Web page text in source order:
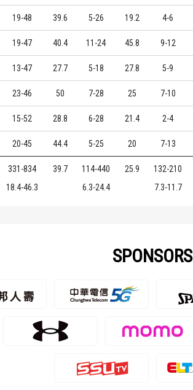
19-48 39.6 5-26 19.2 4-6
19-47 40.4 11-24 45.8 9-12
13-47 27.7 5-18 27.8 5-9
23-46 50 7-28 25 7-10
15-52 28.8 6-28 21.4 2-4
20-45 44.4 5-25 20 7-13
331-834 39.7 114-440 25.9 132-210
18.4-46.3 6.3-24.4 7.3-11.7
SPONSORS